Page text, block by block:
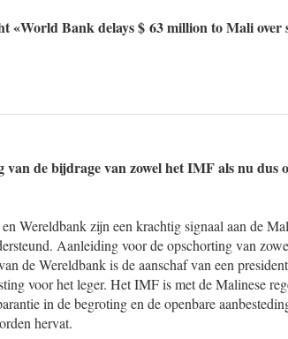
«World Bank delays $ 63 million to Mali over
van de bijdrage van zowel het IMF als nu dus
Wereldbank zijn een krachtig signaal aan de
Aanleiding voor de opschorting van
de Wereldbank is de aanschaf van een
voor het leger. Het IMF is met de Malinese
in de begroting en de openbare
hervat.